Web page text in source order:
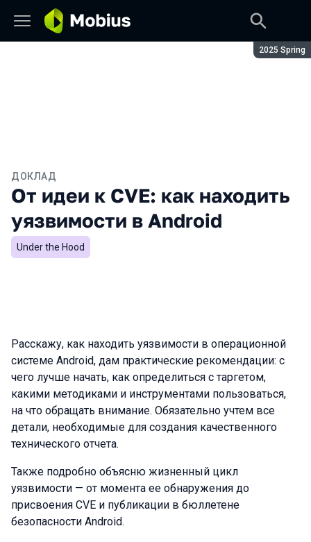
Сезон:
2025 Spring
ДОКЛАД
От идеи к CVE: как находить
уязвимости в Android
Under the Hood
Расскажу, как находить уязвимости в операционной
системе Android, дам практические рекомендации: с
чего лучше начать, как определиться с таргетом,
какими методиками и инструментами пользоваться,
на что обращать внимание. Обязательно учтем все
детали, необходимые для создания качественного
технического отчета.
Также подробно объясню жизненный цикл
уязвимости — от момента ее обнаружения до
присвоения CVE и публикации в бюллетене
безопасности Android.